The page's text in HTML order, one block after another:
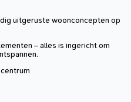
uitgeruste woonconcepten op
– alles is ingericht om